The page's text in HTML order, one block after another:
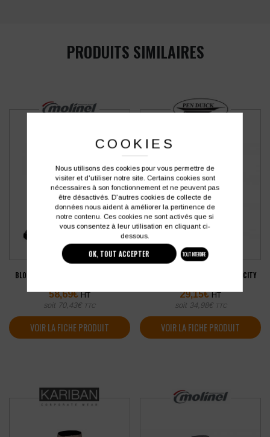
PRODUITS SIMILAIRES
BLOUSON DE TRAVAIL MOLINEL G-ROK
58,69€ HT
soit 70,43€ TTC
VOIR LA FICHE PRODUIT
BODYWARMER HOMME PEN DUICK CITY
29,15€ HT
soit 34,98€ TTC
VOIR LA FICHE PRODUIT
COOKIES
Nous utilisons des cookies pour vous permettre de
visiter et d'utiliser notre site. Certains cookies sont
nécessaires à son fonctionnement et ne peuvent pas
être désactivés. D'autres cookies de collecte de
données nous aident à améliorer la pertinence de
notre contenu. Ces cookies ne sont activés que si
vous consentez à leur utilisation en cliquant ci-
dessous.
OK, TOUT ACCEPTER TOUT INTERDIRE